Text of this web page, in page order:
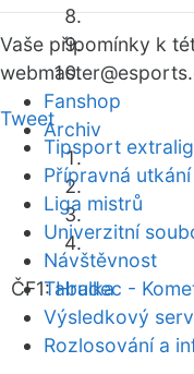
Fanshop
Archiv
ČF1:Hradec -
Vaše připomínky k
webmaster
Tweet
Tipsport
Přípravná utkání
Liga mistrů
Univerzitní
Návštěvnost
Tabulka
Výsledkový
Rozlosování a